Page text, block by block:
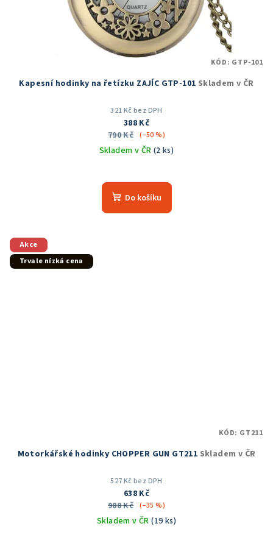
Kapesní hodinky na řetízku ZAJÍC GTP-101 Skladem v ČR
321 Kč bez DPH
388 Kč
790 Kč (–50 %)
Skladem v ČR (2 ks)
hodnocení
produktu
Do košíku
KÓD: GTP-101
Akce
Trvale nízká cena
Motorkářské hodinky CHOPPER GUN GT211 Skladem v ČR
527 Kč bez DPH
638 Kč
988 Kč (–35 %)
Skladem v ČR(19 ks)
KÓD: GT211